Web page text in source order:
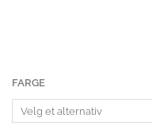
FARGE
Palissade
Cone
Table